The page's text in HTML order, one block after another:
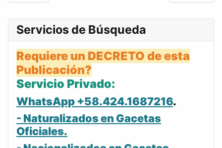
Servicios de Búsqueda
Requiere un DECRETO de esta
Publicación?
Servicio Privado:
WhatsApp +58.424.1687216.
- Naturalizados en Gacetas
Oficiales.